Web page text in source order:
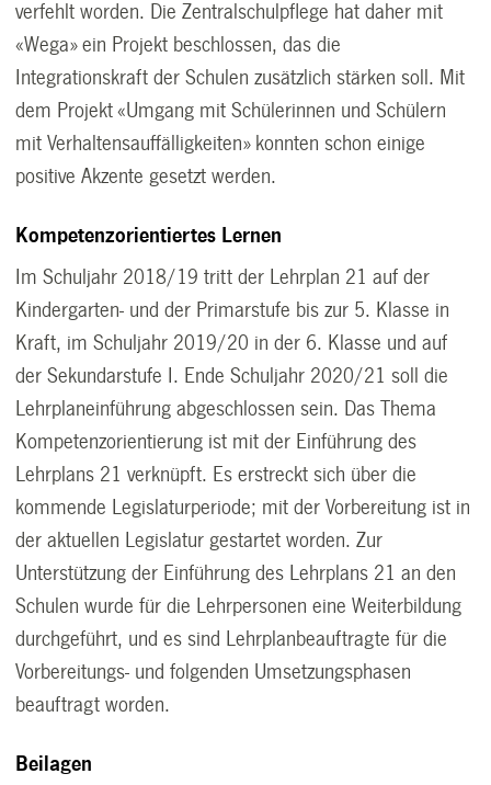
verfehlt worden. Die Zentralschulpflege hat daher mit
«Wega» ein Projekt beschlossen, das die
Integrationskraft der Schulen zusätzlich stärken soll. Mit
dem Projekt «Umgang mit Schülerinnen und Schülern
mit Verhaltensauffälligkeiten» konnten schon einige
positive Akzente gesetzt werden.
Kompetenzorientiertes Lernen
Im Schuljahr 2018/19 tritt der Lehrplan 21 auf der
Kindergarten- und der Primarstufe bis zur 5. Klasse in
Kraft, im Schuljahr 2019/20 in der 6. Klasse und auf
der Sekundarstufe I. Ende Schuljahr 2020/21 soll die
Lehrplaneinführung abgeschlossen sein. Das Thema
Kompetenzorientierung ist mit der Einführung des
Lehrplans 21 verknüpft. Es erstreckt sich über die
kommende Legislaturperiode; mit der Vorbereitung ist in
der aktuellen Legislatur gestartet worden. Zur
Unterstützung der Einführung des Lehrplans 21 an den
Schulen wurde für die Lehrpersonen eine Weiterbildung
durchgeführt, und es sind Lehrplanbeauftragte für die
Vorbereitungs- und folgenden Umsetzungsphasen
beauftragt worden.
Beilagen